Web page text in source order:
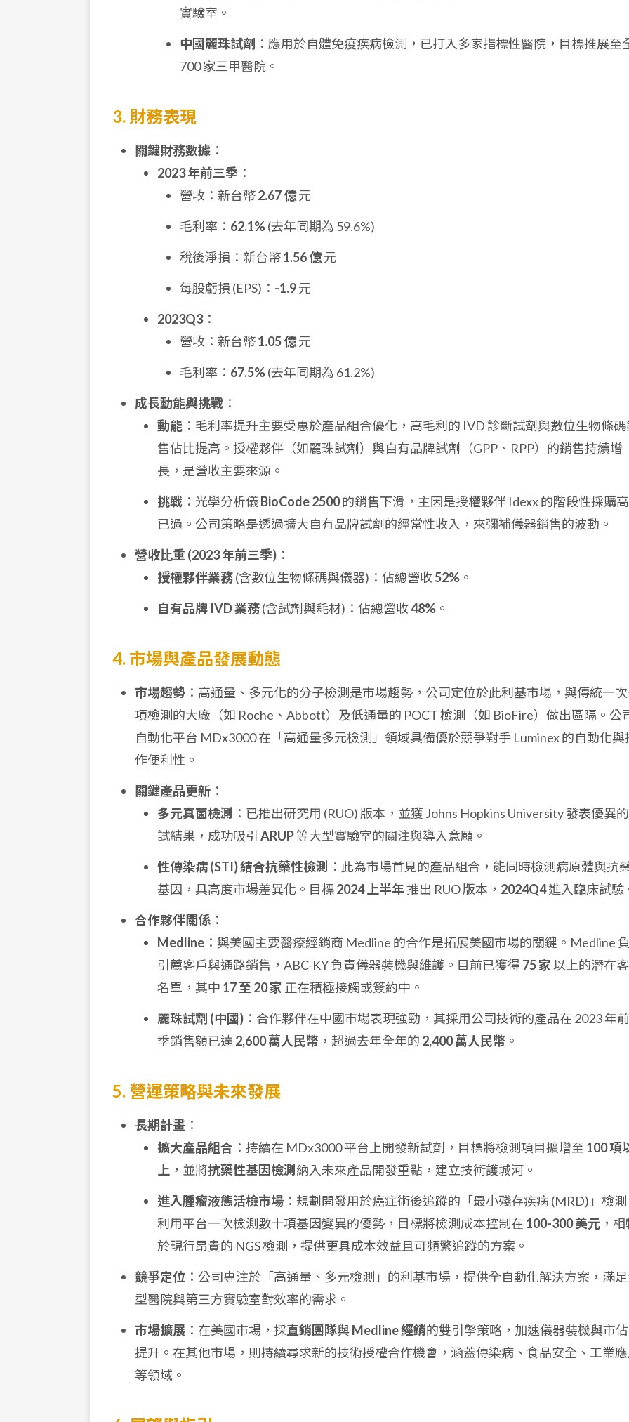
實驗室。
中國麗珠試劑 ：應用於自體免疫疾病檢測，已打入多家指標性醫院，目標推展至
700 家三甲醫院。
3. 財務表現
關鍵財務數據 ：
2023 年前三季 ：
營收：新台幣2.67 億元
毛利率： 62.1%(去年同期為 59.6%)
稅後淨損：新台幣1.56 億元
每股虧損 (EPS)： -1.9元
2023Q3：
營收：新台幣1.05 億元
毛利率： 67.5%(去年同期為 61.2%)
成長動能與挑戰 ：
動能 ：毛利率提升主要受惠於產品組合優化，高毛利的 IVD 診斷試劑與數位生物條
售佔比提高。授權夥伴（如麗珠試劑）與自有品牌試劑（GPP、RPP）的銷售持續增
長，是營收主要來源。
挑戰 ：光學分析儀BioCode 2500的銷售下滑，主因是授權夥伴 Idexx 的階段性採購
已過。公司策略是透過擴大自有品牌試劑的經常性收入，來彌補儀器銷售的波動。
營收比重 (2023 年前三季) ：
授權夥伴業務(含數位生物條碼與儀器)：佔總營收52% 。
自有品牌 IVD 業務(含試劑與耗材)：佔總營收48% 。
4. 市場與產品發展動態
市場趨勢 ：高通量、多元化的分子檢測是市場趨勢，公司定位於此利基市場，與傳統一
項檢測的大廠（如 Roche、Abbott）及低通量的 POCT 檢測（如 BioFire）做出區隔。公
自動化平台 MDx3000 在「高通量多元檢測」領域具備優於競爭對手 Luminex 的自動化與
作便利性。
關鍵產品更新 ：
多元真菌檢測 ：已推出研究用 (RUO) 版本，並獲 Johns Hopkins University 發表優異
試結果，成功吸引 ARUP等大型實驗室的關注與導入意願。
性傳染病 (STI) 結合抗藥性檢測 ：此為市場首見的產品組合，能同時檢測病原體與抗
基因，具高度市場差異化。目標2024 上半年推出 RUO 版本， 2024Q4進入臨床試驗
合作夥伴關係 ：
Medline ：與美國主要醫療經銷商 Medline 的合作是拓展美國市場的關鍵。Medline
引薦客戶與通路銷售，ABC-KY 負責儀器裝機與維護。目前已獲得 75 家以上的潛在
名單，其中 17 至 20 家 正在積極接觸或簽約中。
麗珠試劑 (中國) ：合作夥伴在中國市場表現強勁，其採用公司技術的產品在 2023 年
季銷售額已達 2,600 萬人民幣 ，超過去年全年的 2,400 萬人民幣 。
5. 營運策略與未來發展
長期計畫 ：
擴大產品組合 ：持續在 MDx3000 平台上開發新試劑，目標將檢測項目擴增至 100 項
上 ，並將抗藥性基因檢測 納入未來產品開發重點，建立技術護城河。
進入腫瘤液態活檢市場 ：規劃開發用於癌症術後追蹤的「最小殘存疾病 (MRD)」檢
利用平台一次檢測數十項基因變異的優勢，目標將檢測成本控制在 100-300 美元 ，
於現行昂貴的 NGS 檢測，提供更具成本效益且可頻繁追蹤的方案。
競爭定位 ：公司專注於「高通量、多元檢測」的利基市場，提供全自動化解決方案，滿
型醫院與第三方實驗室對效率的需求。
市場擴展 ：在美國市場，採直銷團隊與Medline 經銷的雙引擎策略，加速儀器裝機與市
提升。在其他市場，則持續尋求新的技術授權合作機會，涵蓋傳染病、食品安全、工業
等領域。